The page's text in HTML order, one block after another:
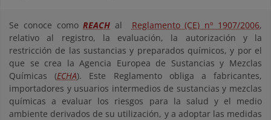
Se conoce comoREACH al Reglamento (CE) nº 1907/2006,
relativo al registro, la evaluación, la autorización y la
restricción de las sustancias y preparados químicos, y por el
que se crea la Agencia Europea de Sustancias y Mezclas
Químicas (ECHA). Este Reglamento obliga a fabricantes,
importadores y usuarios intermedios de sustancias y mezclas
químicas a evaluar los riesgos para la salud y el medio
ambiente derivados de su utilización, y a adoptar las medidas